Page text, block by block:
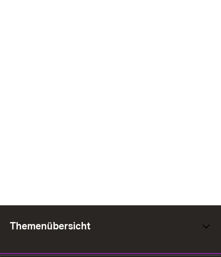
Themenübersicht